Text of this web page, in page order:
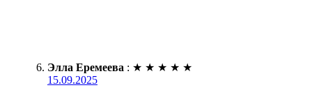
Элла Еремеева : ★ ★ ★ ★ ★
15.09.2025